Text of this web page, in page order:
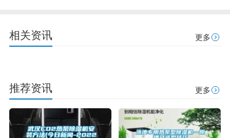
相关资讯 更多
推荐资讯 更多